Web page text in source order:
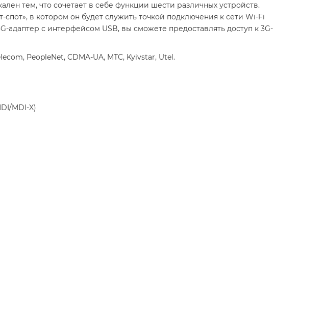
тем, что сочетает в себе функции шести различных устройств.
в котором он будет служить точкой подключения к сети Wi-Fi
с интерфейсом USB, вы сможете предоставлять доступ к 3G-
PeopleNet, CDMA-UA, MTC, Kyivstar, Utel.
MDI-X)